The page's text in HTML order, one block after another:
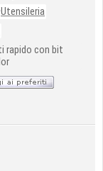
Utensileria
rapido con bit